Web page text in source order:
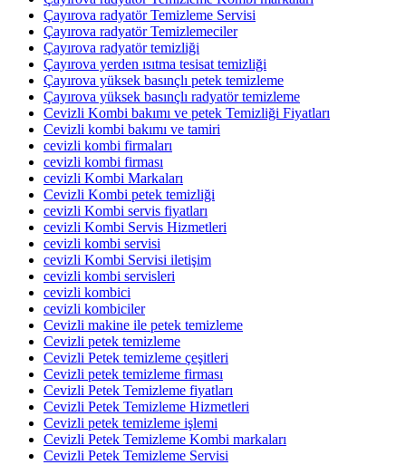
Çayırova radyatör Temizleme Servisi
Çayırova radyatör Temizlemeciler
Çayırova radyatör temizliği
Çayırova yerden ısıtma tesisat temizliği
Çayırova yüksek basınçlı petek temizleme
Çayırova yüksek basınçlı radyatör temizleme
Cevizli Kombi bakımı ve petek Temizliği Fiyatları
Cevizli kombi bakımı ve tamiri
cevizli kombi firmaları
cevizli kombi firması
cevizli Kombi Markaları
Cevizli Kombi petek temizliği
cevizli Kombi servis fiyatları
cevizli Kombi Servis Hizmetleri
cevizli kombi servisi
cevizli Kombi Servisi iletişim
cevizli kombi servisleri
cevizli kombici
cevizli kombiciler
Cevizli makine ile petek temizleme
Cevizli petek temizleme
Cevizli Petek temizleme çeşitleri
Cevizli petek temizleme firması
Cevizli Petek Temizleme fiyatları
Cevizli Petek Temizleme Hizmetleri
Cevizli petek temizleme işlemi
Cevizli Petek Temizleme Kombi markaları
Cevizli Petek Temizleme Servisi